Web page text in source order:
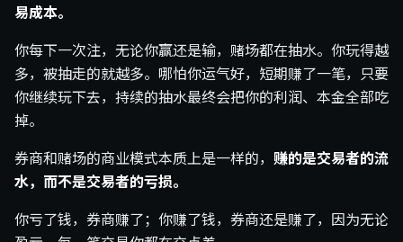
易成本。
你每下一次注，无论你赢还是输，赌场都在抽水。你玩得越
多，被抽走的就越多。哪怕你运气好，短期赚了一笔，只要
你继续玩下去，持续的抽水最终会把你的利润、本金全部吃
掉。
券商和赌场的商业模式本质上是一样的， 赚的是交易者的流
水，而不是交易者的亏损。
你亏了钱，券商赚了；你赚了钱，券商还是赚了，因为无论